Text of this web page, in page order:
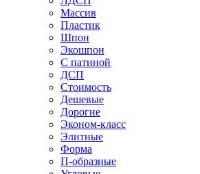
Массив
Пластик
Шпон
Экошпон
С патиной
ДСП
Стоимость
Дешевые
Дорогие
Эконом-класс
Элитные
Форма
П-образные